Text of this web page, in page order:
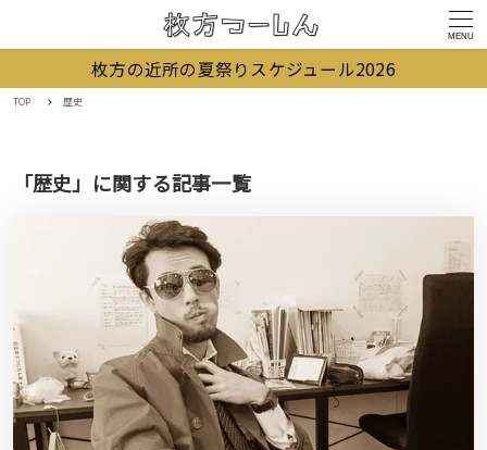
MENU
枚方の近所の夏祭りスケジュール2026
TOP 歴史
「歴史」に関する記事一覧